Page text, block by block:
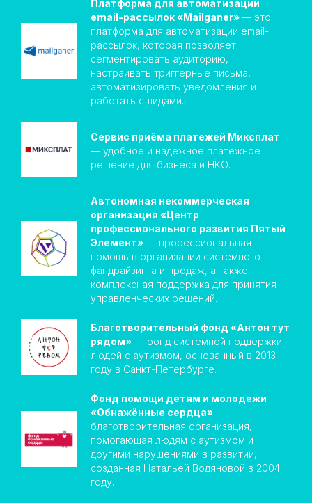
Платформа для автоматизации
email-рассылок «Mailganer»— это
платформа для автоматизации email-
рассылок, которая позволяет
сегментировать аудиторию,
настраивать триггерные письма,
автоматизировать уведомления и
работать с лидами.
Сервис приёма платежей Миксплат
— удобное и надёжное платёжное
решение для бизнеса и НКО.
Автономная некоммерческая
организация «Центр
профессионального развития Пятый
Элемент» — профессиональная
помощь в организации системного
фандрайзинга и продаж, а также
комплексная поддержка для принятия
управленческих решений.
Благотворительный фонд «Антон тут
рядом» — фонд системной поддержки
людей с аутизмом, основанный в 2013
году в Санкт-Петербурге.
Фонд помощи детям и молодежи
«Обнажённые сердца» —
благотворительная организация,
помогающая людям с аутизмом и
другими нарушениями в развитии,
созданная Натальей Водяновой в 2004
году.